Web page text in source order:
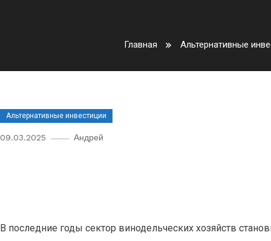
Главная Альтернативные
Альтернативные инвестиции
09.03.2025 Андрей
В последние годы сектор винодельческих хозяйств